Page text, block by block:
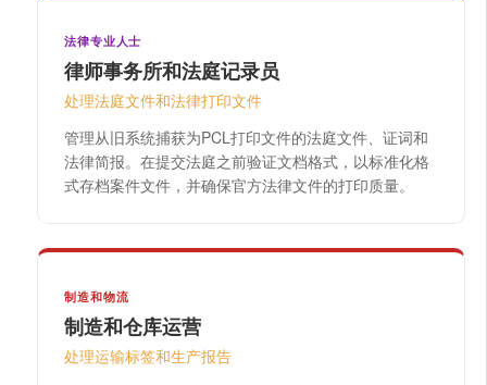
法律专业人士
律师事务所和法庭记录员
处理法庭文件和法律打印文件
管理从旧系统捕获为PCL打印文件的法庭文件、证词和
法律简报。在提交法庭之前验证文档格式，以标准化格
式存档案件文件，并确保官方法律文件的打印质量。
制造和物流
制造和仓库运营
处理运输标签和生产报告